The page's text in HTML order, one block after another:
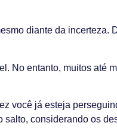
diante da incerteza.
No entanto, muitos até
você já esteja
salto, considerando os